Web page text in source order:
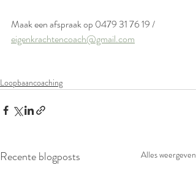
Maak een afspraak op 0479 31 76 19 /
eigenkrachtencoach@gmail.com
Loopbaancoaching
Recente blogposts Alles weergeven